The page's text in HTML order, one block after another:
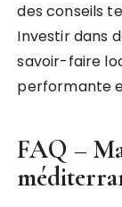
des conseils
Investir dans
savoir-faire
performante
FAQ –